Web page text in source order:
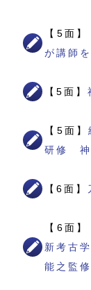
【5面】
が講師
【5面】
【5面】
研修 神
【6面】
【6面】
新考古
能之監修